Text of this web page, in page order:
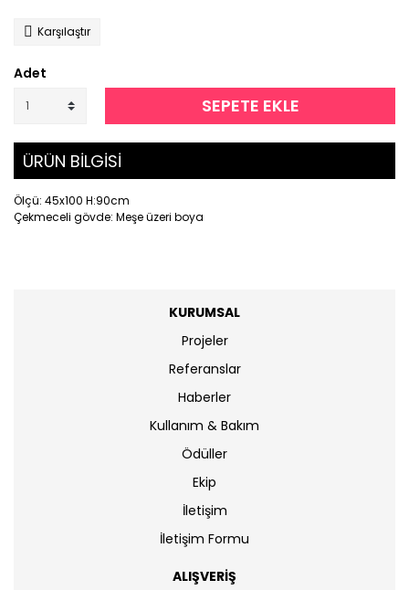
Karşılaştır
Adet
SEPETE EKLE
ÜRÜN BİLGİSİ
Ölçü: 45x100 H:90cm
Çekmeceli gövde: Meşe üzeri boya
KURUMSAL
Projeler
Referanslar
Haberler
Kullanım & Bakım
Ödüller
Ekip
İletişim
İletişim Formu
ALIŞVERİŞ